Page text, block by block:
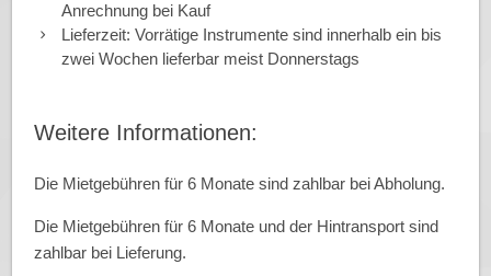
Anrechnung bei Kauf
Lieferzeit: Vorrätige Instrumente sind innerhalb ein bis
zwei Wochen lieferbar meist Donnerstags
Weitere Informationen:
Die Mietgebühren für 6 Monate sind zahlbar bei Abholung.
Die Mietgebühren für 6 Monate und der Hintransport sind
zahlbar bei Lieferung.